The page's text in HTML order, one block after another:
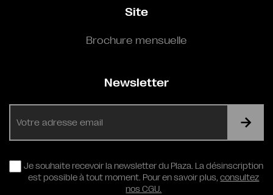
Site
Brochure mensuelle
Newsletter
RGPD
Je souhaite recevoir la newsletter du Plaza. La désinscription
est possible à tout moment. Pour en savoir plus,consultez
nos CGU.